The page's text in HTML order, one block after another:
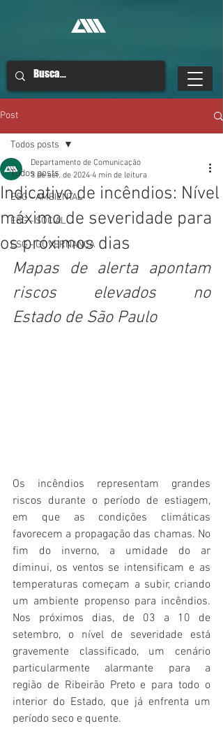
Post
Todos posts
ESG - AMBIENTAL
ESG - SOCIAL
ESG - GOVERNANÇA
Todos posts
Indicativo de incêndios: Nível
máximo de severidade para
os próximos dias
Departamento de Comunicação
3 de set. de 2024 4 min de leitura
Mapas de alerta apontam
riscos elevados no
Estado de São Paulo
Os incêndios representam grandes
riscos durante o período de estiagem,
em que as condições climáticas
favorecem a propagação das chamas. No
fim do inverno, a umidade do ar
diminui, os ventos se intensificam e as
temperaturas começam a subir, criando
um ambiente propenso para incêndios.
Nos próximos dias, de 03 a 10 de
setembro, o nível de severidade está
gravemente classificado, um cenário
particularmente alarmante para a
região de Ribeirão Preto e para todo o
interior do Estado, que já enfrenta um
período seco e quente.